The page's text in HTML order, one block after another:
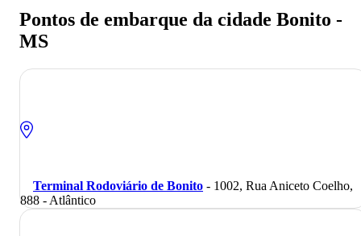
Pontos de embarque da cidade Bonito -
MS
Terminal Rodoviário de Bonito - 1002, Rua Aniceto Coelho,
888 - Atlântico